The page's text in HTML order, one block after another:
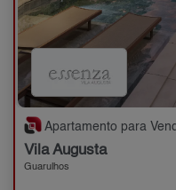
Apartamento para Venda
Vila Augusta
Guarulhos